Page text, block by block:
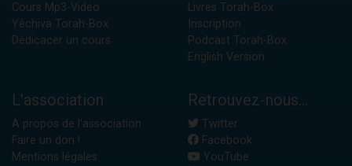
Cours Mp3-Vidéo
Yéchiva Torah-Box
Dédicacer un cours
Livres Torah-Box
Inscription
Podcast Torah-Box
English Version
L'association
A propos de l'association
Faire un don !
Mentions légales
Retrouvez-nous...
Twitter
Facebook
YouTube